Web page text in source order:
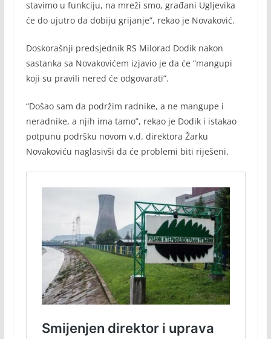
stavimo u funkciju, na mreži smo, građani Ugljevika
će do ujutro da dobiju grijanje”, rekao je Novaković.
Doskorašnji predsjednik RS Milorad Dodik nakon
sastanka sa Novakovićem izjavio je da će “mangupi
koji su pravili nered će odgovarati”.
“Došao sam da podržim radnike, a ne mangupe i
neradnike, a njih ima tamo”, rekao je Dodik i istakao
potpunu podršku novom v.d. direktora Žarku
Novakoviću naglasivši da će problemi biti riješeni.